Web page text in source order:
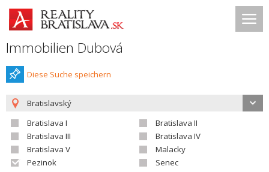
Immobilien Dubová
Diese Suche speichern
Bratislavský
Bratislava I
Bratislava II
Bratislava III
Bratislava IV
Bratislava V
Malacky
Pezinok
Senec